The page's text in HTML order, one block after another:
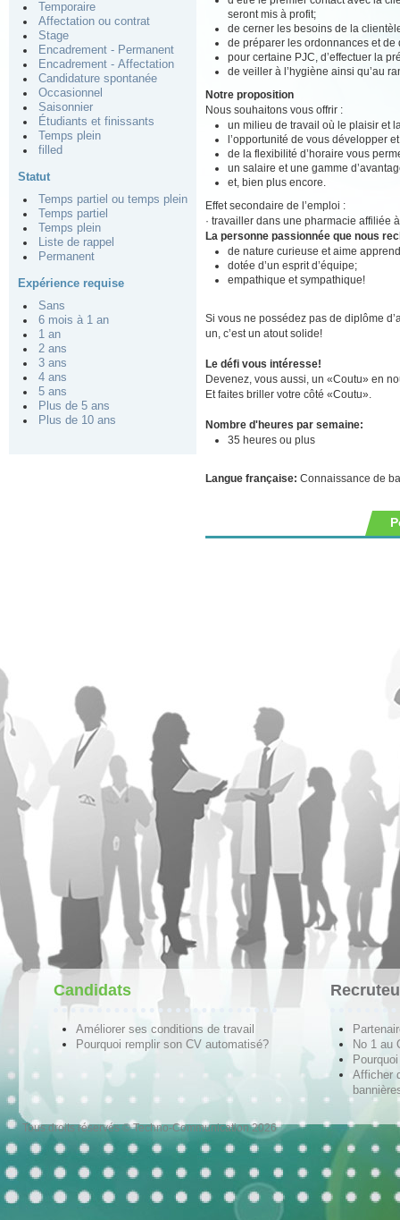
Temporaire
Affectation ou contrat
Stage
Encadrement - Permanent
Encadrement - Affectation
Candidature spontanée
Occasionnel
Saisonnier
Étudiants et finissants
Temps plein
filled
Statut
Temps partiel ou temps plein
Temps partiel
Temps plein
Liste de rappel
Permanent
Expérience requise
Sans
6 mois à 1 an
1 an
2 ans
3 ans
4 ans
5 ans
Plus de 5 ans
Plus de 10 ans
seront mis à profit;
de cerner les besoins de la
de préparer les ordonnances et
pour certaine PJC, d’effectuer la
de veiller à l’hygiène ainsi qu’au
Notre proposition
Nous souhaitons vous offrir :
un milieu de travail où le plaisir et
l’opportunité de vous développer
de la flexibilité d’horaire vous
un salaire et une gamme
et, bien plus encore.
Effet secondaire de l’emploi :
· travailler dans une pharmacie affiliée
La personne passionnée que nous
de nature curieuse et aime
dotée d’un esprit d’équipe;
empathique et sympathique!
Si vous ne possédez pas de diplôme
un, c’est un atout solide!
Le défi vous intéresse!
Devenez, vous aussi, un «Coutu» en
Et faites briller votre côté «Coutu».
Nombre d'heures par semaine:
35 heures ou plus
Langue française: Connaissance de
Candidats
Améliorer ses conditions de travail
Pourquoi remplir son CV automatisé?
No 1 au
Afficher
Tous droits réservés © Techno-Communication 2026